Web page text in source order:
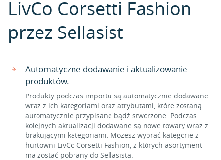
LivCo Corsetti Fashion
przez Sellasist
Automatyczne dodawanie i aktualizowanie
produktów.
Produkty podczas importu są automatycznie dodawane
wraz z ich kategoriami oraz atrybutami, które zostaną
automatycznie przypisane bądź stworzone. Podczas
kolejnych aktualizacji dodawane są nowe towary wraz z
brakującymi kategoriami. Możesz wybrać kategorie z
hurtowni LivCo Corsetti Fashion, z których asortyment
ma zostać pobrany do Sellasista.